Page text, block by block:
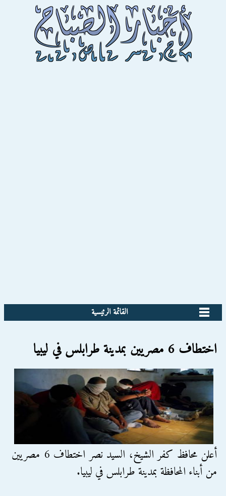
القائمة الرئيسية
اختطاف 6 مصريين بمدينة طرابلس في ليبيا
أعلن محافظ كفر الشيخ، السيد نصر اختطاف 6 مصريين
من أبناء المحافظة بمدينة طرابلس في ليبيا.